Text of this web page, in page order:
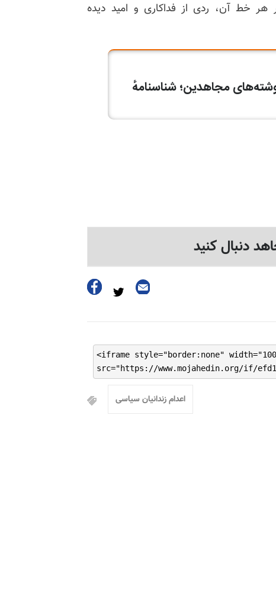
خط آن، ردی از فداکاری و امید دیده
دنبال کنید
<iframe style="border:none"
src="https://www.mojahedin.org/if/
اعدام زندانیان سیاسی